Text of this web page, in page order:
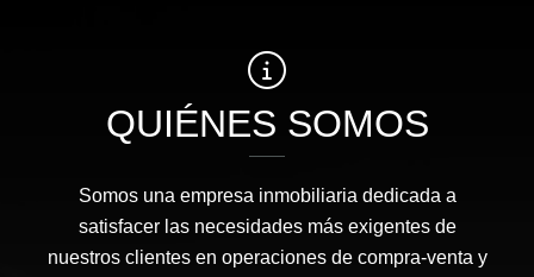
QUIÉNES SOMOS
Somos una empresa inmobiliaria dedicada a
satisfacer las necesidades más exigentes de
nuestros clientes en operaciones de compra-venta y